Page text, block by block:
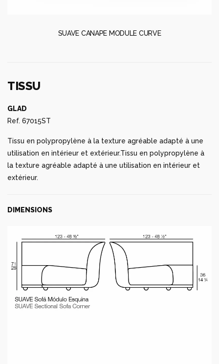
SUAVE CANAPE MODULE CURVE
TISSU
GLAD
Ref. 67015ST
Tissu en polypropylène à la texture agréable adapté à une
utilisation en intérieur et extérieur.Tissu en polypropylène à
la texture agréable adapté à une utilisation en intérieur et
extérieur.
DIMENSIONS